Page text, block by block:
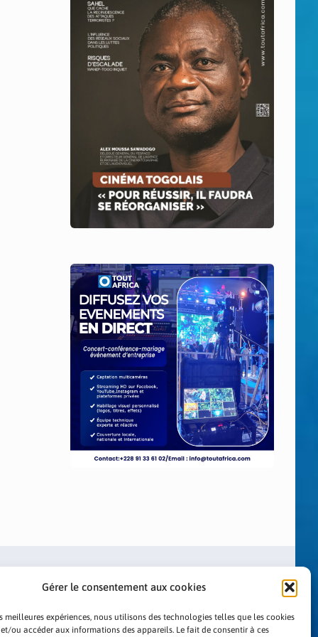
Gérer le consentement aux cookies
meilleures expériences, nous utilisons des technologies telles que les cookies
ou accéder aux informations des appareils. Le fait de consentir à ces